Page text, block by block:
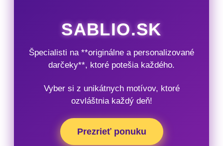
SABLIO.SK
Špecialisti na **originálne a personalizované
darčeky**, ktoré potešia každého.
Vyber si z unikátnych motívov, ktoré
ozvláštnia každý deň!
Prezrieť ponuku